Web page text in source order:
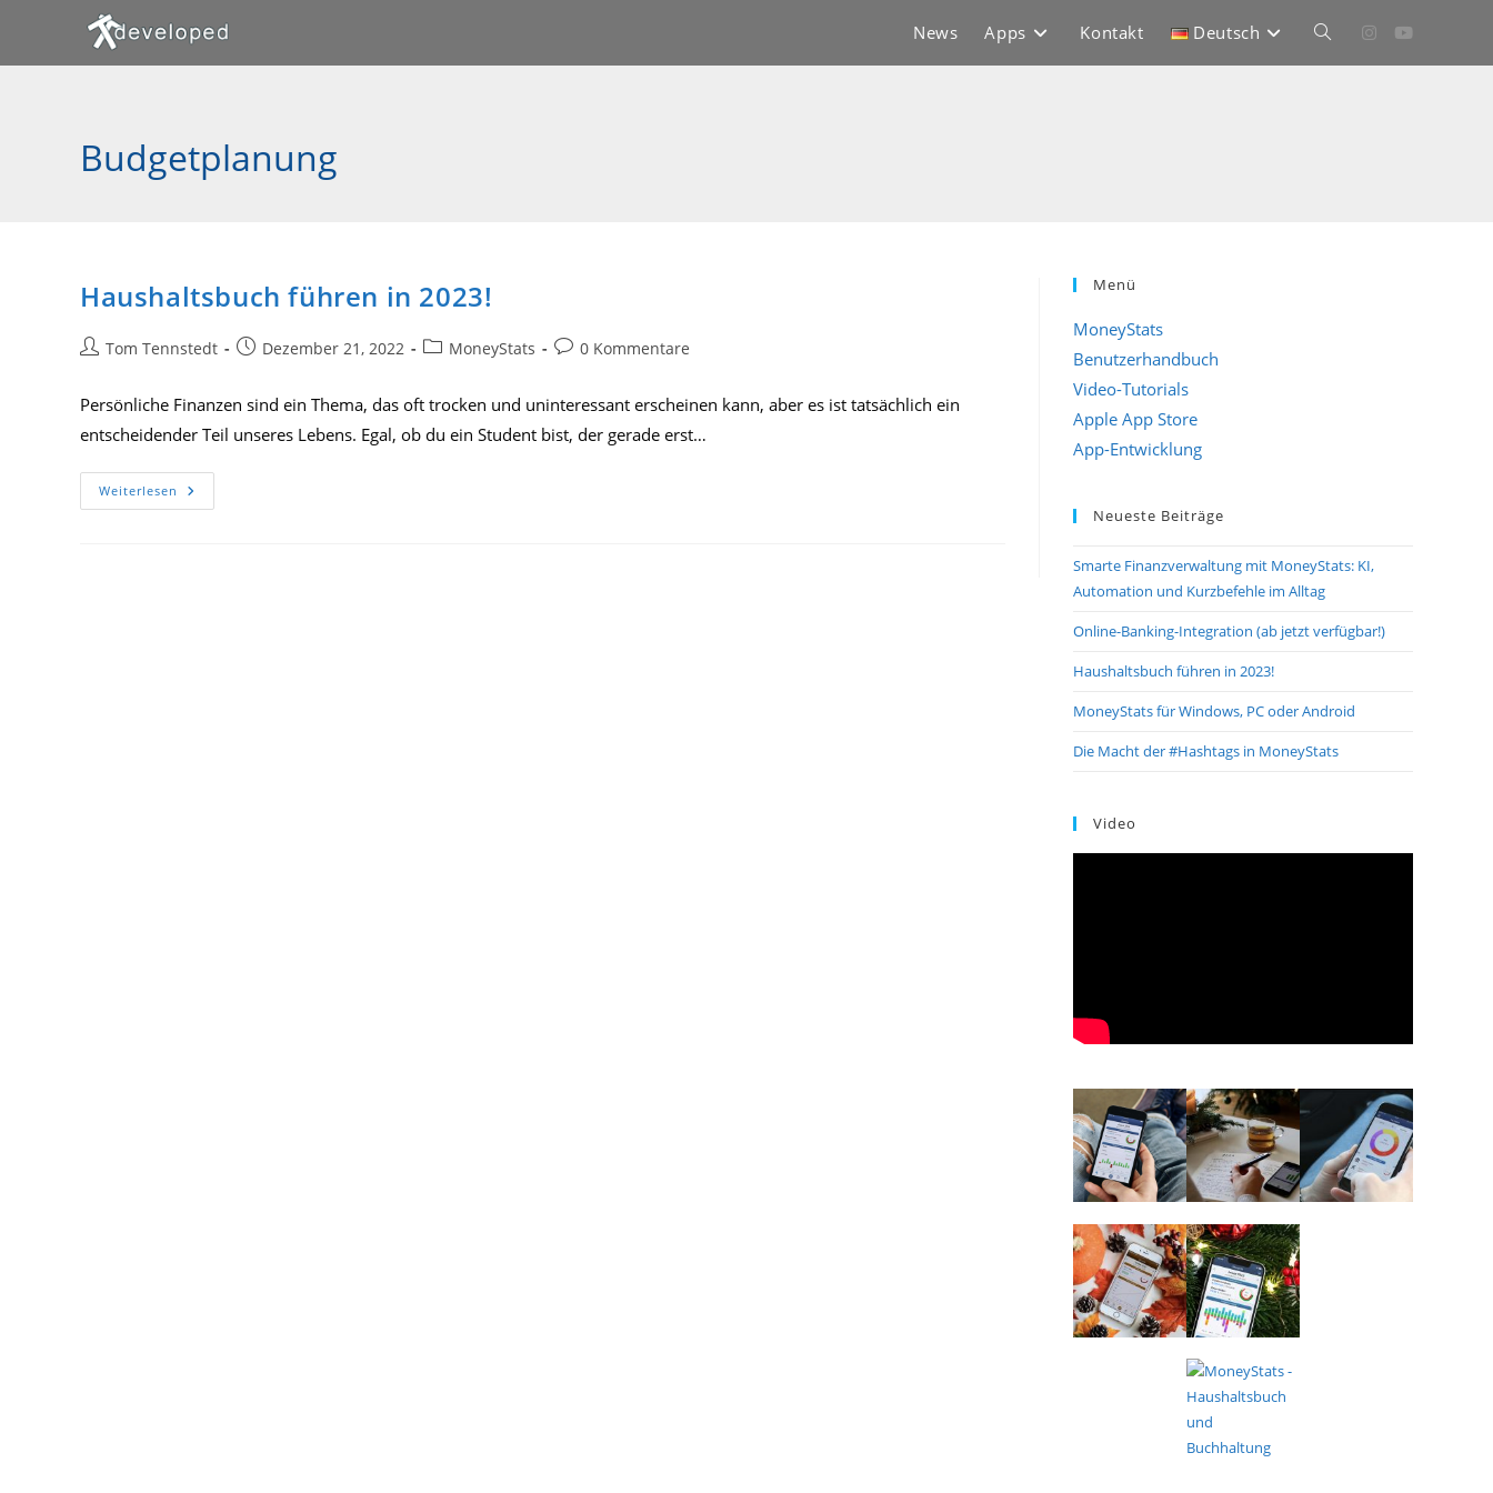
springen
News Apps Kontakt Deutsch Website-
Budgetplanung
Haushaltsbuch führen in 2023!
Beitrags-
Tom Tennstedt
BeitragDezember 21, 2022
Beitrags-
MoneyStats
Beitrags-
0 Kommentare
Persönliche Finanzen sind ein Thema, das oft trocken und uninteressant erscheinen kann, aber es ist tatsächlich ein
entscheidender Teil unseres Lebens. Egal, ob du ein Student bist, der gerade erst…
Weiterlesen Haushaltsbuch
Führen
Menü
MoneyStats
Benutzerhandbuch
Video-Tutorials
Apple App Store
App-Entwicklung
Neueste Beiträge
Smarte Finanzverwaltung mit MoneyStats: KI,
Automation und Kurzbefehle im Alltag
Online-Banking-Integration (ab jetzt verfügbar!)
Haushaltsbuch führen in 2023!
MoneyStats für Windows, PC oder Android
Die Macht der #Hashtags in MoneyStats
Video